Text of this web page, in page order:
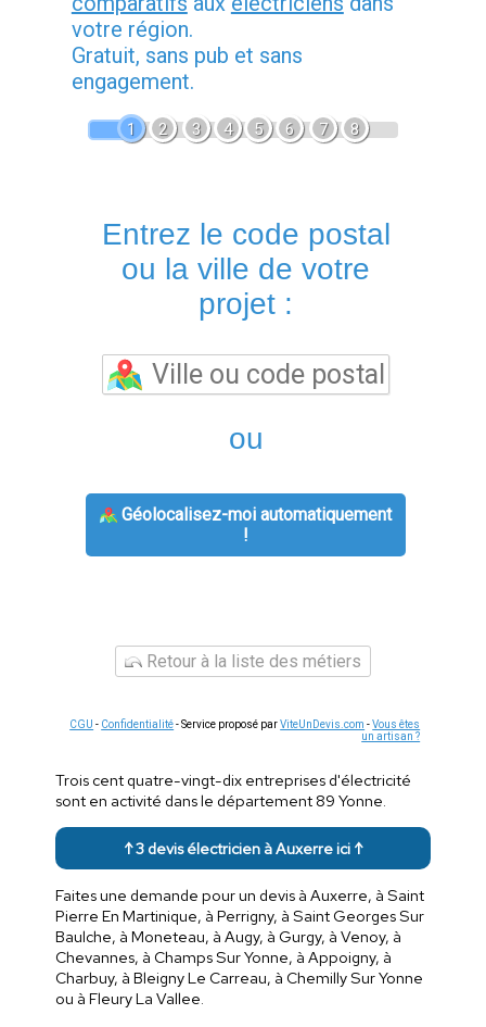
votre région.
Gratuit, sans pub et sans
engagement.
1 2 3 4 5 6 7 8
Entrez le code postal
ou la ville de votre
projet :
ou
Géolocalisez-moi automatiquement
!
Retour à la liste des métiers
CGU - Confidentialité- Service proposé parViteUnDevis.com -Vous êtes
un artisan ?
Trois cent quatre-vingt-dix entreprises d'électricité
sont en activité dans le département 89 Yonne.
↑ 3 devis électricien à Auxerre ici ↑
Faites une demande pour un devis à Auxerre, à Saint
Pierre En Martinique, à Perrigny, à Saint Georges Sur
Baulche, à Moneteau, à Augy, à Gurgy, à Venoy, à
Chevannes, à Champs Sur Yonne, à Appoigny, à
Charbuy, à Bleigny Le Carreau, à Chemilly Sur Yonne
ou à Fleury La Vallee.